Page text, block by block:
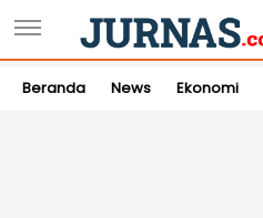
Beranda News Ekonomi